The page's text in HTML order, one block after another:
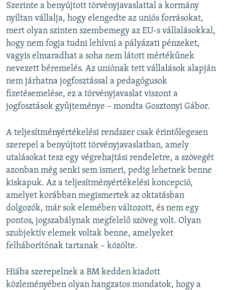
Szerinte a benyújtott törvényjavaslattal a kormány
nyíltan vállalja, hogy elengedte az uniós forrásokat,
mert olyan szinten szembemegy az EU-s vállalásokkal,
hogy nem fogja tudni lehívni a pályázati pénzeket,
vagyis elmaradhat a soha nem látott mértékűnek
nevezett béremelés. Az uniónak tett vállalások alapján
nem járhatna jogfosztással a pedagógusok
fizetésemelése, ez a törvényjavaslat viszont a
jogfosztások gyűjteménye – mondta Gosztonyi Gábor.
A teljesítményértékelési rendszer csak érintőlegesen
szerepel a benyújtott törvényjavaslatban, amely
utalásokat tesz egy végrehajtási rendeletre, a szövegét
azonban még senki sem ismeri, pedig lehetnek benne
kiskapuk. Az a teljesítményértékelési koncepció,
amelyet korábban megismertek az oktatásban
dolgozók, már sok elemében változott, és nem egy
pontos, jogszabálynak megfelelő szöveg volt. Olyan
szubjektív elemek voltak benne, amelyeket
felháborítónak tartanak – közölte.
Hiába szerepelnek a BM kedden kiadott
közleményében olyan hangzatos mondatok, hogy a